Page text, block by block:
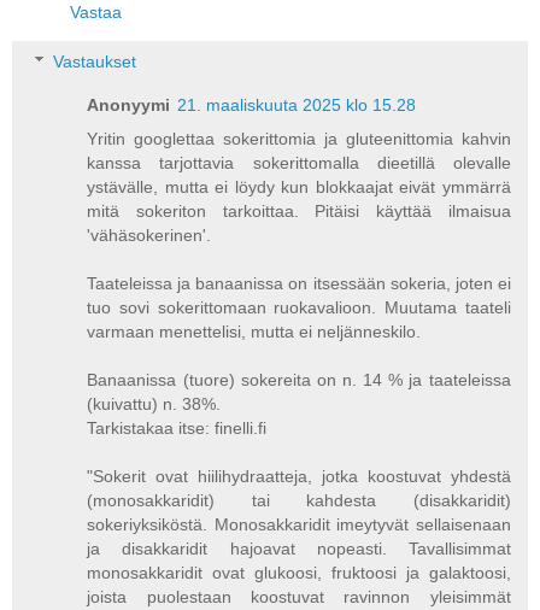
Vastaa
Vastaukset
Anonyymi 21. maaliskuuta 2025 klo 15.28
Yritin googlettaa sokerittomia ja gluteenittomia kahvin
kanssa tarjottavia sokerittomalla dieetillä olevalle
ystävälle, mutta ei löydy kun blokkaajat eivät ymmärrä
mitä sokeriton tarkoittaa. Pitäisi käyttää ilmaisua
'vähäsokerinen'.
Taateleissa ja banaanissa on itsessään sokeria, joten ei
tuo sovi sokerittomaan ruokavalioon. Muutama taateli
varmaan menettelisi, mutta ei neljänneskilo.
Banaanissa (tuore) sokereita on n. 14 % ja taateleissa
(kuivattu) n. 38%.
Tarkistakaa itse: finelli.fi
"Sokerit ovat hiilihydraatteja, jotka koostuvat yhdestä
(monosakkaridit) tai kahdesta (disakkaridit)
sokeriyksiköstä. Monosakkaridit imeytyvät sellaisenaan
ja disakkaridit hajoavat nopeasti. Tavallisimmat
monosakkaridit ovat glukoosi, fruktoosi ja galaktoosi,
joista puolestaan koostuvat ravinnon yleisimmät